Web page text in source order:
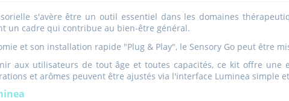
s'avère être un outil essentiel dans les domaines
un cadre qui contribue au bien-être général.
et son installation rapide "Plug & Play", le Sensory Go peut être
aux utilisateurs de tout âge et toutes capacités, ce kit offre une
et arômes peuvent être ajustés via l'interface Luminea simple